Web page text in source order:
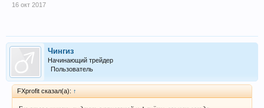
16 окт 2017
Чингиз
Начинающий трейдер
Пользователь
FXprofit сказал(а): ↑